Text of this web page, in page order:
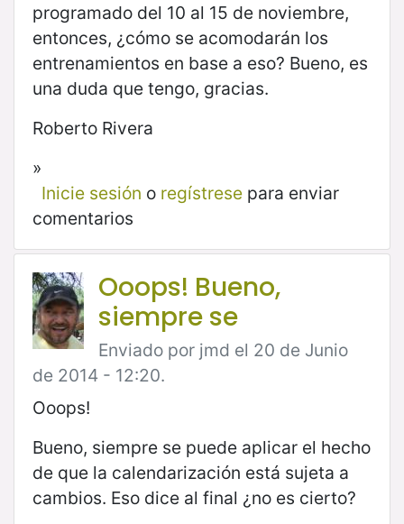
programado del 10 al 15 de noviembre,
entonces, ¿cómo se acomodarán los
entrenamientos en base a eso? Bueno, es
una duda que tengo, gracias.
Roberto Rivera
»
Inicie sesión o regístresepara enviar
comentarios
Ooops! Bueno,
siempre se
Enviado por jmd el 20 de Junio
de 2014 - 12:20.
Ooops!
Bueno, siempre se puede aplicar el hecho
de que la calendarización está sujeta a
cambios. Eso dice al final ¿no es cierto?